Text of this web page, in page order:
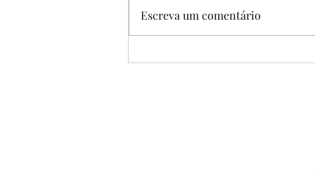
Escreva um comentário